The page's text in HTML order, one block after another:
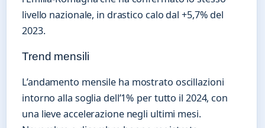
livello nazionale, in drastico calo dal +5,7% del
2023.
Trend mensili
L’andamento mensile ha mostrato oscillazioni
intorno alla soglia dell’1% per tutto il 2024, con
una lieve accelerazione negli ultimi mesi.